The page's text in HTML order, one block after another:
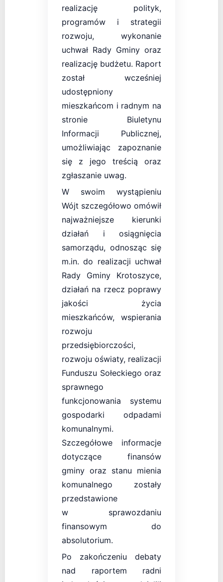
realizację polityk,
programów i strategii
rozwoju, wykonanie
uchwał Rady Gminy oraz
realizację budżetu. Raport
został wcześniej
udostępniony
mieszkańcom i radnym na
stronie Biuletynu
Informacji Publicznej,
umożliwiając zapoznanie
się z jego treścią oraz
zgłaszanie uwag.
W swoim wystąpieniu
Wójt szczegółowo omówił
najważniejsze kierunki
działań i osiągnięcia
samorządu, odnosząc się
m.in. do realizacji uchwał
Rady Gminy Krotoszyce,
działań na rzecz poprawy
jakości życia
mieszkańców, wspierania
rozwoju
przedsiębiorczości,
rozwoju oświaty, realizacji
Funduszu Sołeckiego oraz
sprawnego
funkcjonowania systemu
gospodarki odpadami
komunalnymi.
Szczegółowe informacje
dotyczące finansów
gminy oraz stanu mienia
komunalnego zostały
przedstawione
w sprawozdaniu
finansowym do
absolutorium.
Po zakończeniu debaty
nad raportem radni